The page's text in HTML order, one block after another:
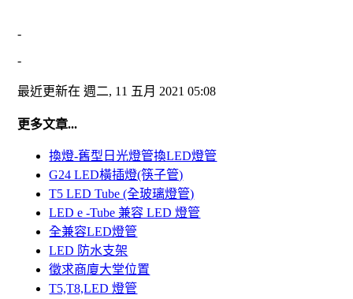
-
-
最近更新在 週二, 11 五月 2021 05:08
更多文章...
換燈-舊型日光燈管換LED燈管
G24 LED橫插燈(筷子管)
T5 LED Tube (全玻璃燈管)
LED e -Tube 兼容 LED 燈管
全兼容LED燈管
LED 防水支架
徵求商廈大堂位置
T5,T8,LED 燈管